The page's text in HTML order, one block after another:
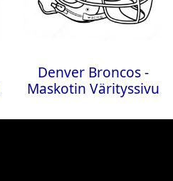
Denver Broncos -
Maskotin Värityssivu